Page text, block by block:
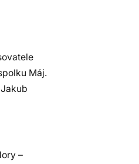
Máj.
–